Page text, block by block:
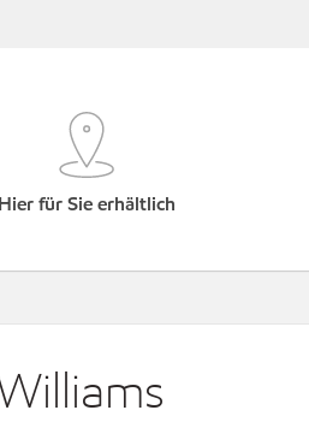
Hier für Sie erhältlich